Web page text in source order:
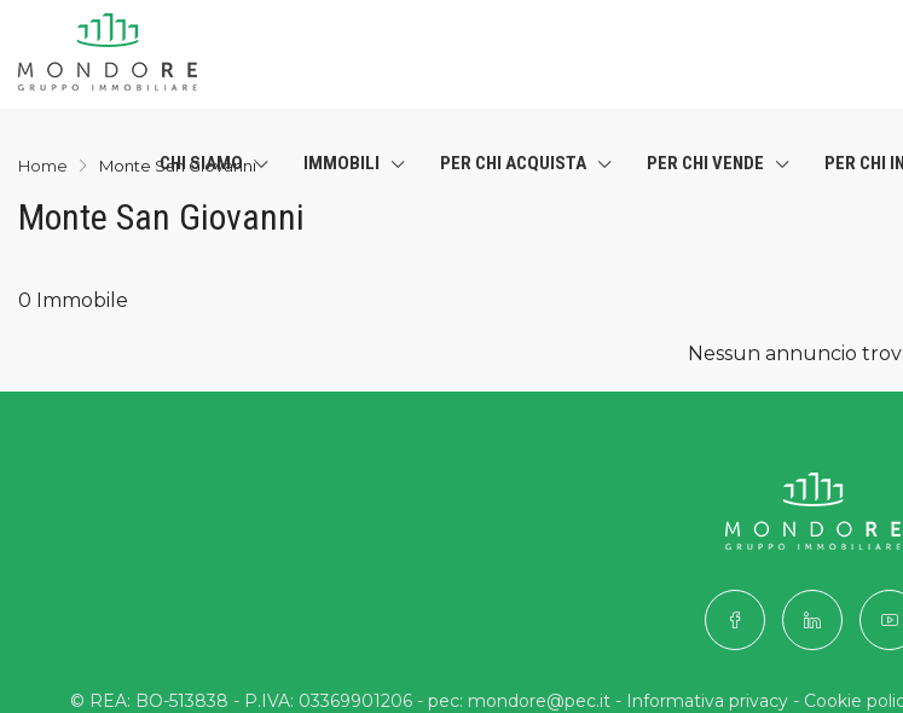
CHI SIAMO IMMOBILI PER CHI ACQUISTA PER CHI VENDE PER CHI
Home Monte San Giovanni
Monte San Giovanni
0 Immobile
Nessun annuncio
© REA: BO-513838 - P.IVA: 03369901206 - pec: mondore@pec.it - Informativa privacy- Cookie